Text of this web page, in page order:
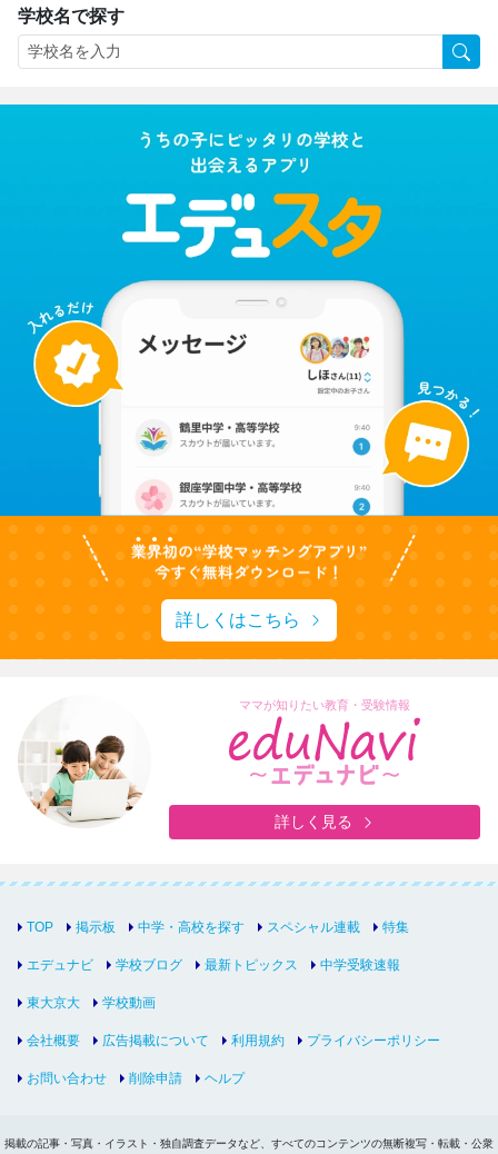
学校名で探す
詳しくはこちら
ママが知りたい教育・受験情報
詳しく見る
TOP 掲示板 中学・高校を探す スペシャル連載 特集
エデュナビ 学校ブログ 最新トピックス 中学受験速報
東大京大 学校動画
会社概要 広告掲載について 利用規約 プライバシーポリシー
お問い合わせ 削除申請 ヘルプ
掲載の記事・写真・イラスト・独自調査データなど、すべてのコンテンツの無断複写・転載・公衆